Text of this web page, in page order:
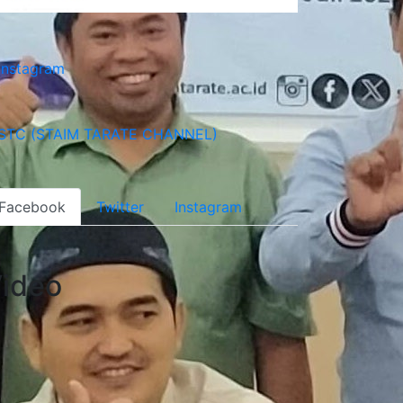
Twitter Instagram